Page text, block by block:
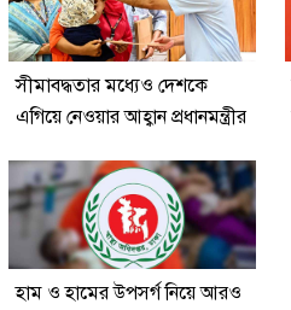
সীমাবদ্ধতার মধ্যেও দেশকে
এগিয়ে নেওয়ার আহ্বান প্রধানমন্ত্রীর
হাম ও হামের উপসর্গ নিয়ে আরও